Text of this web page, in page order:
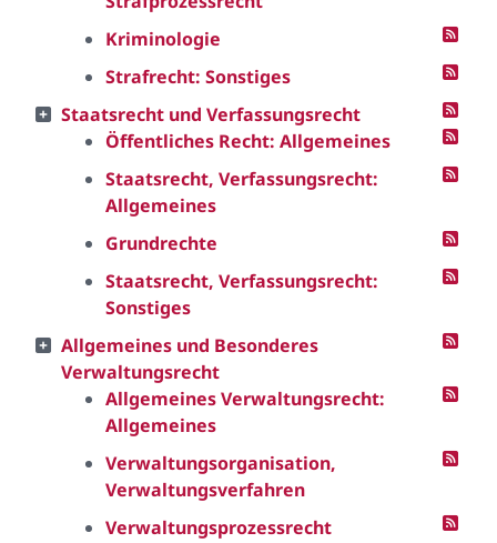
Kriminologie
Strafrecht: Sonstiges
Staatsrecht und Verfassungsrecht
Öffentliches Recht: Allgemeines
Staatsrecht, Verfassungsrecht:
Allgemeines
Grundrechte
Staatsrecht, Verfassungsrecht:
Sonstiges
Allgemeines und Besonderes
Verwaltungsrecht
Allgemeines Verwaltungsrecht:
Allgemeines
Verwaltungsorganisation,
Verwaltungsverfahren
Verwaltungsprozessrecht